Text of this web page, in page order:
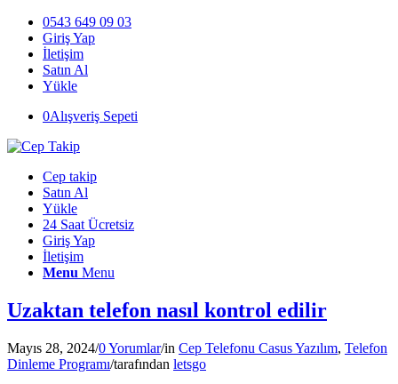
0543 649 09 03
Giriş Yap
İletişim
Satın Al
Yükle
0Alışveriş Sepeti
Cep takip
Satın Al
Yükle
24 Saat Ücretsiz
Giriş Yap
İletişim
Menu Menu
Uzaktan telefon nasıl kontrol edilir
Mayıs 28, 2024/0 Yorumlar/in Cep Telefonu Casus Yazılım, Telefon
Dinleme Programı/tarafından letsgo